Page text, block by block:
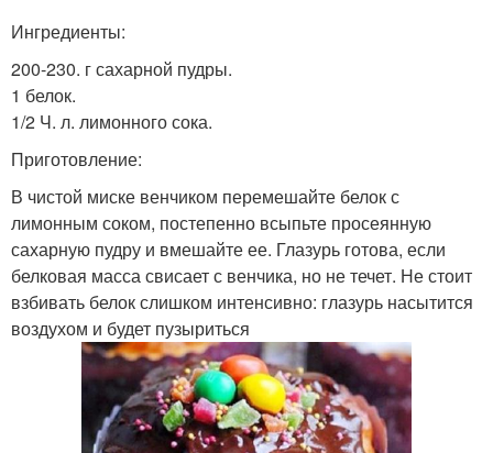
Ингредиенты:
200-230. г сахарной пудры.
1 белок.
1/2 Ч. л. лимонного сока.
Приготовление:
В чистой миске венчиком перемешайте белок с
лимонным соком, постепенно всыпьте просеянную
сахарную пудру и вмешайте ее. Глазурь готова, если
белковая масса свисает с венчика, но не течет. Не стоит
взбивать белок слишком интенсивно: глазурь насытится
воздухом и будет пузыриться